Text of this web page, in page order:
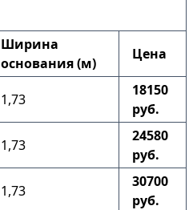
Ширина
основания (м)
Цена
1,73
18150
руб.
1,73
24580
руб.
1,73
30700
руб.